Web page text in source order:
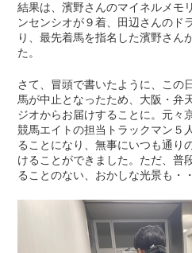
結果は、濱野さんのマイネルメモ
ンセンシオが９着、田辺さんのド
り、最先着馬を指名した濱野さん
た。
さて、冒頭で書いたように、この
馬が中止となったため、大阪・弁
ジオからお届けすることに。元々
競馬エイトの担当トラックマン５
ることになり、無事にいつも通り
けることができました。ただ、普
ることのない、おかしな光景も・